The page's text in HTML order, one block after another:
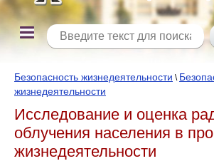
Безопасность жизнедеятельности \
жизнедеятельности
Исследование и оценка
облучения населения в
жизнедеятельности